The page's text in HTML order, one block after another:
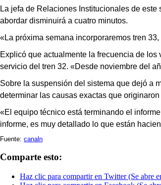
La jefa de Relaciones Institucionales de este
abordar disminuirá a cuatro minutos.
«La próxima semana incorporaremos tren
Explicó que actualmente la frecuencia de
servicio del tren 32. «Desde noviembre del
Sobre la suspensión del sistema que dejó a
determinar las causas exactas que
«El equipo técnico está terminando el
informe, es muy detallado lo que están
Fuente: canaln
Comparte esto:
Haz clic para compartir en Twitter (Se abre